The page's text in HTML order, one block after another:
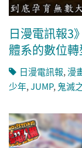
日漫電訊報
體系的數位轉
日漫電訊報,漫
少年,JUMP, 鬼滅